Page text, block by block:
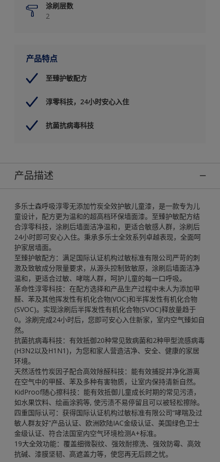
涂刷层数
2
产品特点
至臻护敏配方
淳零科技，24小时安心入住
抗菌抗病毒科技
产品描述
多乐士森呼吸淳零无添加竹炭全效护敏儿童漆，是一款专为儿
童设计，配方更为温和的超高档环保墙面漆。至臻护敏配方结
合淳零科技，涂刷后墙面洁净温和，更适合敏感人群，涂刷后
24小时即可安心入住。秉承多乐士全效系列卓越表现，全面呵
护家居墙面。
至臻护敏配方：满足国际认证机构过敏标准有限公司严苛的刺
激及致敏成分限量要求，从源头控制致敏原，涂刷后墙面洁净
温和，更适合过敏、哮喘人群，呵护儿童的每一口呼吸。
革命性淳零科技：在配方选择和产品生产过程中未人为添加甲
醛、苯及其他挥发性有机化合物(VOC)和半挥发性有机化合物
(SVOC)。实现涂刷后半挥发性有机化合物(SVOC)释放量趋于
0。涂刷完成24小时后，您即可安心入住新家，室内空气臻如自
然。
抗菌抗病毒科技：有效抵御20种常见致病菌和2种甲型流感病毒
(H3N2以及H1N1)，为您和家人营造洁净、安全、健康的家居
环境。
天然活性竹炭因子配合高效除醛科技：能有效捕捉并净化游离
在空气中的甲醛、苯及多种有害物质，让室内保持清新自然。
KidProof随心擦科技：能有效抵御儿童成长时期的常见污渍，
如水果饮料、绘画涂鸦等, 使污渍不易停留且可以被轻松擦除。
四重国际认可：获得国际认证机构过敏标准有限公司“哮喘及过
敏人群友好”产品认证、欧洲欧陆IAC金级认证、美国绿色卫士
金级认证、符合法国室内空气环境检测A+标准。
19大全效功能：覆盖细微裂纹、强效耐擦洗、强效防霉、高效
抗碱、漆膜坚韧、高遮盖力等，使您再无后顾之忧。